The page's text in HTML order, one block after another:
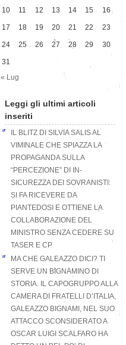
10 11 12 13 14 15 16
17 18 19 20 21 22 23
24 25 26 27 28 29 30
31
« Lug
Leggi gli ultimi articoli
inseriti
IL BLITZ DI SILVIA SALIS AL
VIMINALE CHE SPIAZZA LA
PROPAGANDA SULLA
“PERCEZIONE” DI IN-
SICUREZZA DEI SOVRANISTI:
SI FA RICEVERE DA
PIANTEDOSI E OTTIENE LA
COLLABORAZIONE DEL
MINISTRO SENZA CEDERE SU
TASER E CP
MA CHE GALEAZZO DICI? TI
SERVE UN BIGNAMINO DI
STORIA. IL CAPOGRUPPO ALLA
CAMERA DI FRATELLI D’ITALIA,
GALEAZZO BIGNAMI, NEL SUO
ATTACCO SCONSIDERATO A
OSCAR LUIGI SCALFARO HA